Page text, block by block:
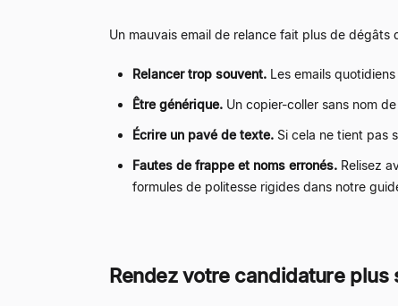
Un mauvais email de relance fait plus de
Relancer trop souvent. Les emails
Être générique. Un copier-coller sans nom
Écrire un pavé de texte. Si cela ne tient pas
Fautes de frappe et noms erronés. Relisez
formules de politesse rigides dans notre
Rendez votre candidature